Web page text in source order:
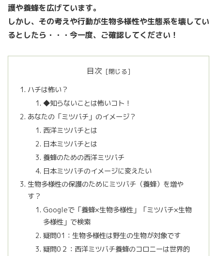
護や養蜂を広げています。
しかし、その考えや行動が生物多様性や生態系を壊してい
るとしたら・・・今一度、ご確認してください！
目次
ハチは怖い？
◆知らないことは怖いコト！
あなたの「ミツバチ」のイメージ？
西洋ミツバチとは
日本ミツバチとは
養蜂のための西洋ミツバチ
日本ミツバチのイメージに変えたい
生物多様性の保護のためにミツバチ（養蜂）を増や
す？
Googleで「養蜂×生物多様性」「ミツバチ×生物
多様性」で検索
疑問01：生物多様性は野生の生物が対象です
疑問0２：西洋ミツバチ養蜂のコロニーは世界的